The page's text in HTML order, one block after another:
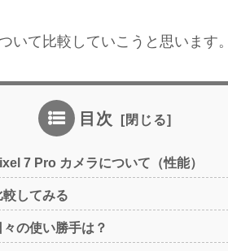
いて比較していこうと思います。
目次
7 Pro カメラについて（性能）
較してみる
々の使い勝手は？